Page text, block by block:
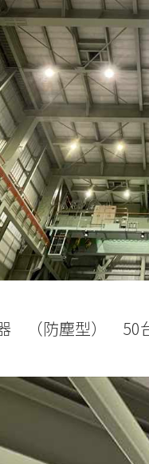
器 （防塵型）